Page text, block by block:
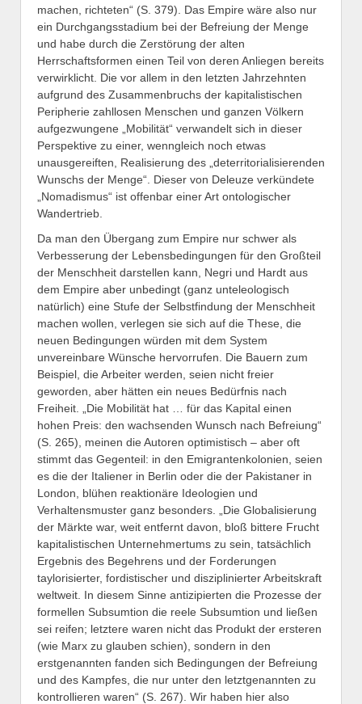
machen, richteten“ (S. 379). Das Empire wäre also nur
ein Durchgangsstadium bei der Befreiung der Menge
und habe durch die Zerstörung der alten
Herrschaftsformen einen Teil von deren Anliegen bereits
verwirklicht. Die vor allem in den letzten Jahrzehnten
aufgrund des Zusammenbruchs der kapitalistischen
Peripherie zahllosen Menschen und ganzen Völkern
aufgezwungene „Mobilität“ verwandelt sich in dieser
Perspektive zu einer, wenngleich noch etwas
unausgereiften, Realisierung des „deterritorialisierenden
Wunschs der Menge“. Dieser von Deleuze verkündete
„Nomadismus“ ist offenbar einer Art ontologischer
Wandertrieb.
Da man den Übergang zum Empire nur schwer als
Verbesserung der Lebensbedingungen für den Großteil
der Menschheit darstellen kann, Negri und Hardt aus
dem Empire aber unbedingt (ganz unteleologisch
natürlich) eine Stufe der Selbstfindung der Menschheit
machen wollen, verlegen sie sich auf die These, die
neuen Bedingungen würden mit dem System
unvereinbare Wünsche hervorrufen. Die Bauern zum
Beispiel, die Arbeiter werden, seien nicht freier
geworden, aber hätten ein neues Bedürfnis nach
Freiheit. „Die Mobilität hat … für das Kapital einen
hohen Preis: den wachsenden Wunsch nach Befreiung“
(S. 265), meinen die Autoren optimistisch – aber oft
stimmt das Gegenteil: in den Emigrantenkolonien, seien
es die der Italiener in Berlin oder die der Pakistaner in
London, blühen reaktionäre Ideologien und
Verhaltensmuster ganz besonders. „Die Globalisierung
der Märkte war, weit entfernt davon, bloß bittere Frucht
kapitalistischen Unternehmertums zu sein, tatsächlich
Ergebnis des Begehrens und der Forderungen
taylorisierter, fordistischer und disziplinierter Arbeitskraft
weltweit. In diesem Sinne antizipierten die Prozesse der
formellen Subsumtion die reele Subsumtion und ließen
sei reifen; letztere waren nicht das Produkt der ersteren
(wie Marx zu glauben schien), sondern in den
erstgenannten fanden sich Bedingungen der Befreiung
und des Kampfes, die nur unter den letztgenannten zu
kontrollieren waren“ (S. 267). Wir haben hier also